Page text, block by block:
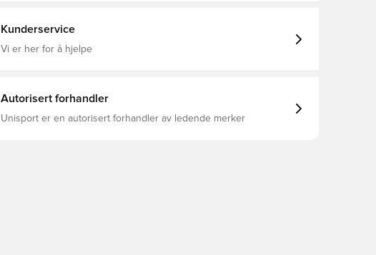
Kunderservice
Vi er her for å hjelpe
Autorisert forhandler
Unisport er en autorisert forhandler av ledende merker